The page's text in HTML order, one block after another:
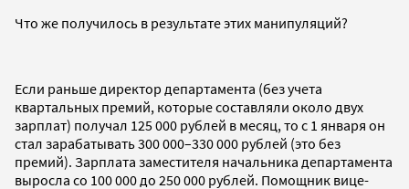
Что же получилось в результате этих манипуляций?
Если раньше директор департамента (без учета
квартальных премий, которые составляли около двух
зарплат) получал 125 000 рублей в месяц, то с 1 января он
стал зарабатывать 300 000–330 000 рублей (это без
премий). Зарплата заместителя начальника департамента
выросла со 100 000 до 250 000 рублей. Помощник вице-